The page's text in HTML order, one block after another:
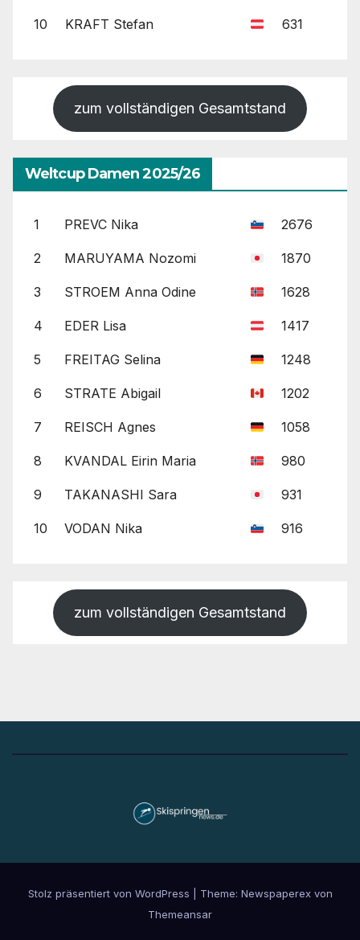
10 KRAFT Stefan 631
zum vollständigen Gesamtstand
Weltcup Damen 2025/26
1 PREVC Nika 2676
2 MARUYAMA Nozomi 1870
3 STROEM Anna Odine 1628
4 EDER Lisa 1417
5 FREITAG Selina 1248
6 STRATE Abigail 1202
7 REISCH Agnes 1058
8 KVANDAL Eirin Maria 980
9 TAKANASHI Sara 931
10 VODAN Nika 916
zum vollständigen Gesamtstand
Stolz präsentiert von WordPress
Theme: Newspaperex von
Themeansar